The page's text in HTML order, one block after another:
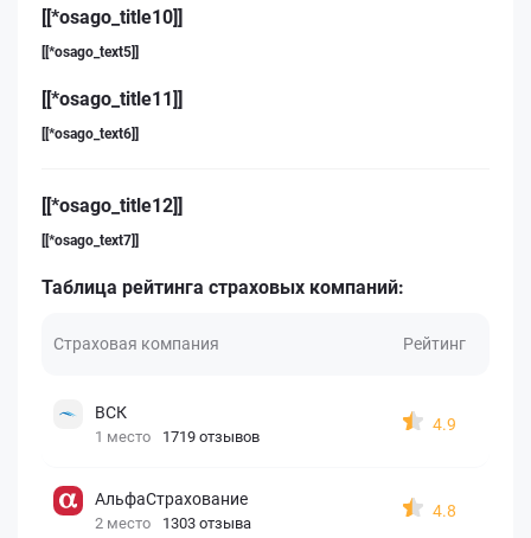
[[*osago_title10]]
[[*osago_text5]]
[[*osago_title11]]
[[*osago_text6]]
[[*osago_title12]]
[[*osago_text7]]
Таблица рейтинга страховых компаний:
Страховая компания Рейтинг
ВСК
1 место 1719 отзывов
4.9
АльфаСтрахование
2 место 1303 отзыва
4.8